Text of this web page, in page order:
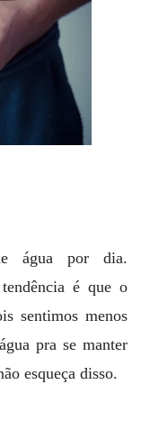
água por dia.
é que o
sentimos menos
pra se manter
esqueça disso.